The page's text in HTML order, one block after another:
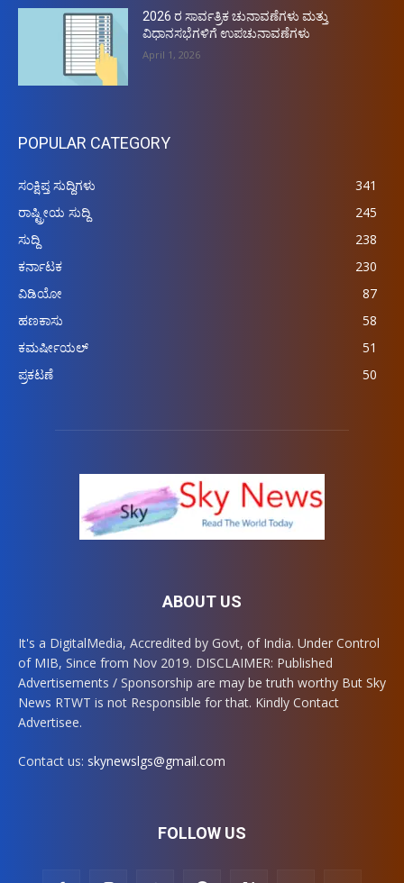
2026 ರ ಸಾರ್ವತ್ರಿಕ ಚುನಾವಣೆಗಳು ಮತ್ತು
ವಿಧಾನಸಭೆಗಳಿಗೆ ಉಪಚುನಾವಣೆಗಳು
April 1, 2026
POPULAR CATEGORY
ಸಂಕ್ಷಿಪ್ತ ಸುದ್ದಿಗಳು
341
ರಾಷ್ಟ್ರೀಯ ಸುದ್ದಿ
245
ಸುದ್ದಿ
238
ಕರ್ನಾಟಕ
230
ವಿಡಿಯೋ
87
ಹಣಕಾಸು
58
ಕಮರ್ಷೀಯಲ್
51
ಪ್ರಕಟಣೆ
50
ABOUT US
It's a DigitalMedia, Accredited by Govt, of India. Under Control
of MIB, Since from Nov 2019. DISCLAIMER: Published
Advertisements / Sponsorship are may be truth worthy But Sky
News RTWT is not Responsible for that. Kindly Contact
Advertisee.
Contact us: skynewslgs@gmail.com
FOLLOW US